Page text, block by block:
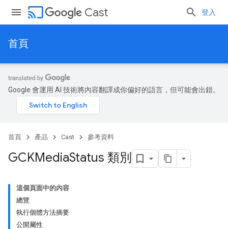
cast Cast 登入
首頁
Google 會運用 AI 技術將內容翻譯成你偏好的語言，但可能會出錯。
首頁 產品 Cast 參考資料
GCKMediaStatus 類別
這個頁面中的內容
總覽
執行個體方法摘要
公開屬性